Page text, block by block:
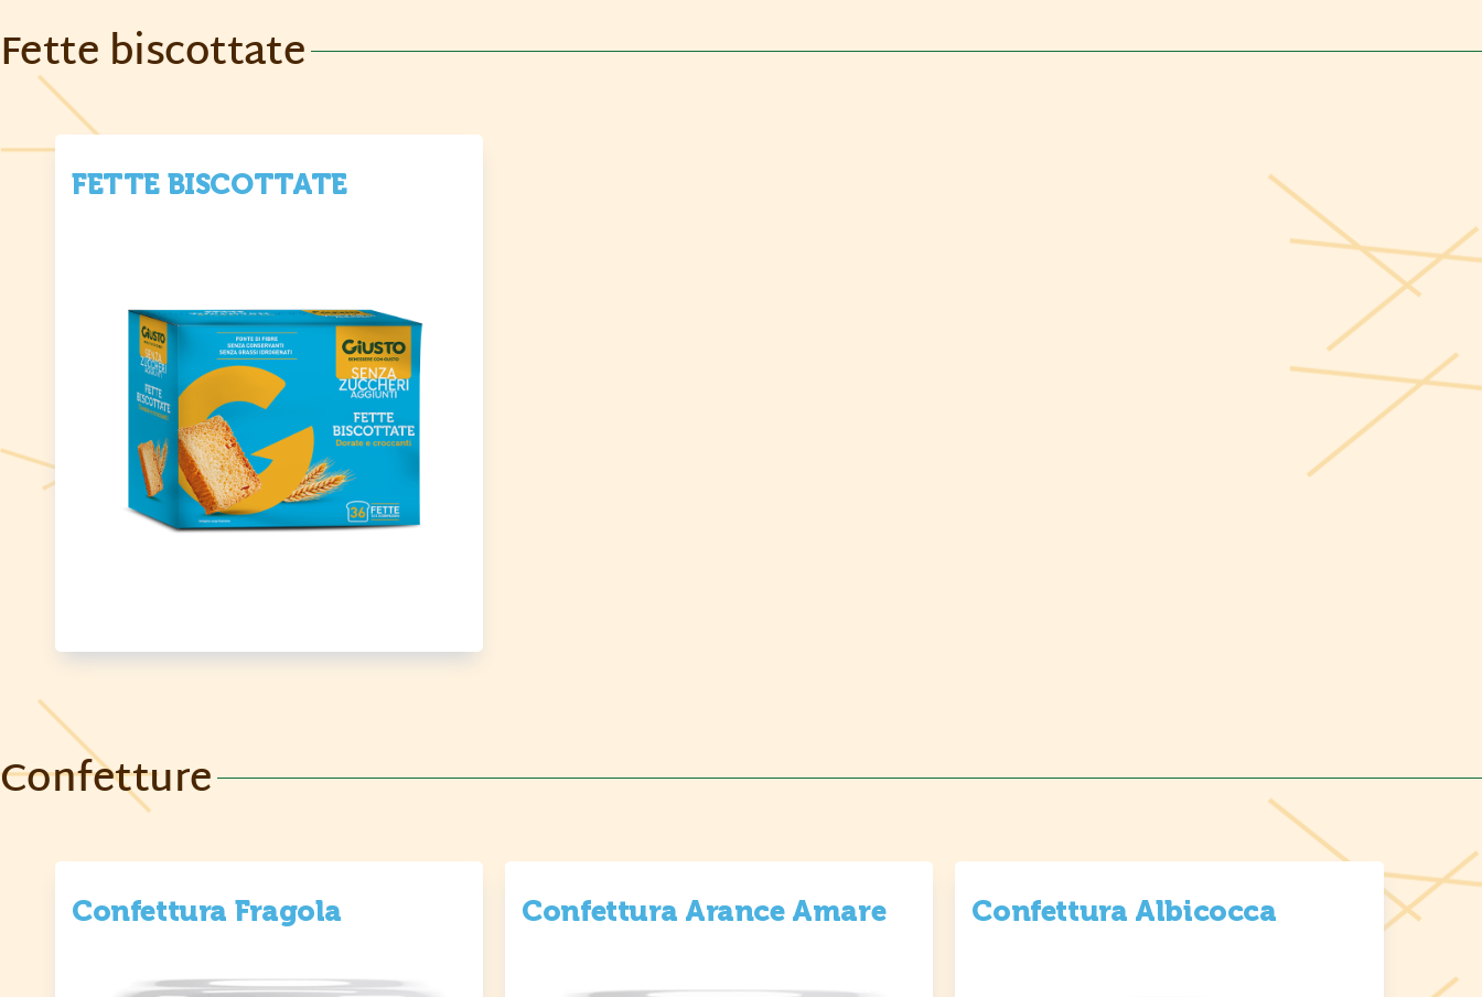
Fette biscottate
FETTE BISCOTTATE
Confetture
Confettura Fragola Confettura Arance Amare Confettura Albicocca